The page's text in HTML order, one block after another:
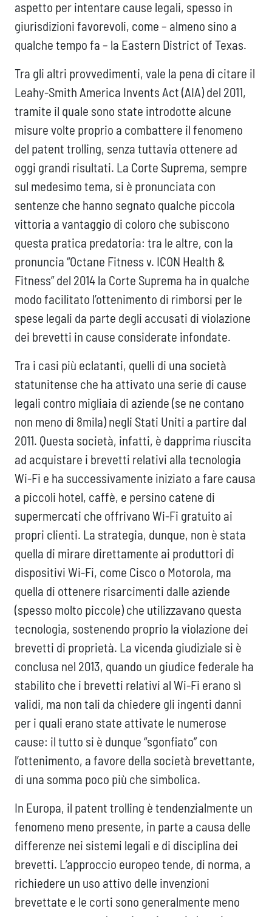
aspetto per intentare cause legali, spesso in
giurisdizioni favorevoli, come – almeno sino a
qualche tempo fa – la Eastern District of Texas.
Tra gli altri provvedimenti, vale la pena di citare il
Leahy-Smith America Invents Act (AIA) del 2011,
tramite il quale sono state introdotte alcune
misure volte proprio a combattere il fenomeno
del patent trolling, senza tuttavia ottenere ad
oggi grandi risultati. La Corte Suprema, sempre
sul medesimo tema, si è pronunciata con
sentenze che hanno segnato qualche piccola
vittoria a vantaggio di coloro che subiscono
questa pratica predatoria: tra le altre, con la
pronuncia “Octane Fitness v. ICON Health &
Fitness” del 2014 la Corte Suprema ha in qualche
modo facilitato l’ottenimento di rimborsi per le
spese legali da parte degli accusati di violazione
dei brevetti in cause considerate infondate.
Tra i casi più eclatanti, quelli di una società
statunitense che ha attivato una serie di cause
legali contro migliaia di aziende (se ne contano
non meno di 8mila) negli Stati Uniti a partire dal
2011. Questa società, infatti, è dapprima riuscita
ad acquistare i brevetti relativi alla tecnologia
Wi-Fi e ha successivamente iniziato a fare causa
a piccoli hotel, caffè, e persino catene di
supermercati che offrivano Wi-Fi gratuito ai
propri clienti. La strategia, dunque, non è stata
quella di mirare direttamente ai produttori di
dispositivi Wi-Fi, come Cisco o Motorola, ma
quella di ottenere risarcimenti dalle aziende
(spesso molto piccole) che utilizzavano questa
tecnologia, sostenendo proprio la violazione dei
brevetti di proprietà. La vicenda giudiziale si è
conclusa nel 2013, quando un giudice federale ha
stabilito che i brevetti relativi al Wi-Fi erano sì
validi, ma non tali da chiedere gli ingenti danni
per i quali erano state attivate le numerose
cause: il tutto si è dunque “sgonfiato” con
l’ottenimento, a favore della società brevettante,
di una somma poco più che simbolica.
In Europa, il patent trolling è tendenzialmente un
fenomeno meno presente, in parte a causa delle
differenze nei sistemi legali e di disciplina dei
brevetti. L’approccio europeo tende, di norma, a
richiedere un uso attivo delle invenzioni
brevettate e le corti sono generalmente meno